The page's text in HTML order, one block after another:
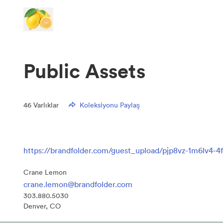
Public Assets
46 Varlıklar Koleksiyonu Paylaş
https://brandfolder.com/guest_upload/pjp8vz-1m6lv4-
Crane Lemon
crane.lemon@brandfolder.com
303.880.5030
Denver, CO